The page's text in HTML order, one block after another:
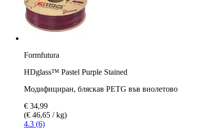
Formfutura
HDglass™ Pastel Purple Stained
Модифициран, бляскав PETG във виолетово
€ 34,99
(€ 46,65 / kg)
4.3 (6)